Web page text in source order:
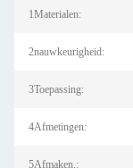
1Materialen:
2nauwkeurigheid:
3Toepassing:
4Afmetingen:
5Afmaken.: